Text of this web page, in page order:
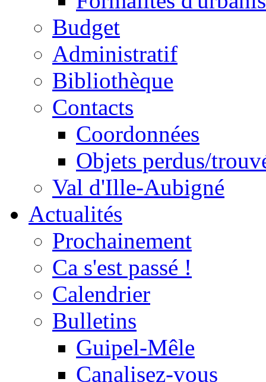
Budget
Administratif
Bibliothèque
Contacts
Coordonnées
Objets perdus/
Val d'Ille-Aubigné
Actualités
Prochainement
Ca s'est passé !
Calendrier
Bulletins
Guipel-Mêle
Canalisez-vous